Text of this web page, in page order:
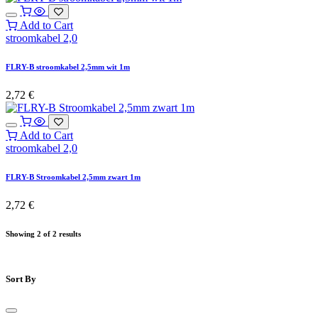
Add to Cart
stroomkabel 2,0
FLRY-B stroomkabel 2,5mm wit 1m
2,72 €
Add to Cart
stroomkabel 2,0
FLRY-B Stroomkabel 2,5mm zwart 1m
2,72 €
Showing 2 of 2 results
Sort By